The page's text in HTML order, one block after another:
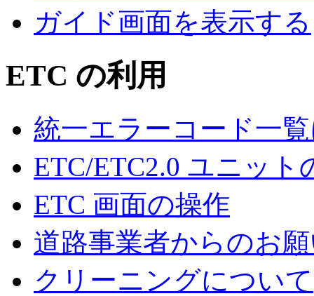
ガイド画面を表示する
ETC の利用
統一エラーコード一
ETC/ETC2.0 ユニット
ETC 画面の操作
道路事業者からのお
クリーニングについて